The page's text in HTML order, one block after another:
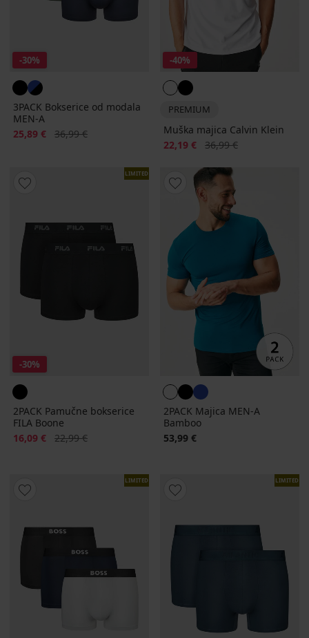
-30%
3PACK Bokserice od modala
MEN-A
Popust
25,89 € Prvobitna cijena
36,99 €
-40%
PREMIUM
Muška majica Calvin Klein
Popust
22,19 € Prvobitna cijena
36,99 €
LIMITED
-30%
2PACK Pamučne bokserice
FILA Boone
Popust
16,09 € Prvobitna cijena
22,99 €
2PACK Majica MEN-A
Bamboo
53,99 €
LIMITED LIMITED